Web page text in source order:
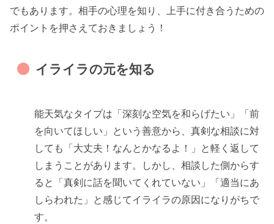
でもあります。相手の心理を知り、上手に付き合うための
ポイントを押さえておきましょう！
イライラの元を知る
能天気なタイプは「深刻な空気を和らげたい」「前
を向いてほしい」という善意から、真剣な相談に対
しても「大丈夫！なんとかなるよ！」と軽く返して
しまうことがあります。しかし、相談した側からす
ると「真剣に話を聞いてくれていない」「適当にあ
しらわれた」と感じてイライラの原因になりがちで
す。